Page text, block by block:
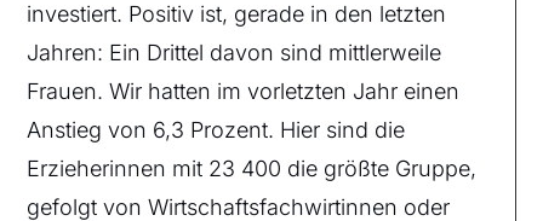
investiert. Positiv ist, gerade in den letzten
Jahren: Ein Drittel davon sind mittlerweile
Frauen. Wir hatten im vorletzten Jahr einen
Anstieg von 6,3 Prozent. Hier sind die
Erzieherinnen mit 23 400 die größte Gruppe,
gefolgt von Wirtschaftsfachwirtinnen oder